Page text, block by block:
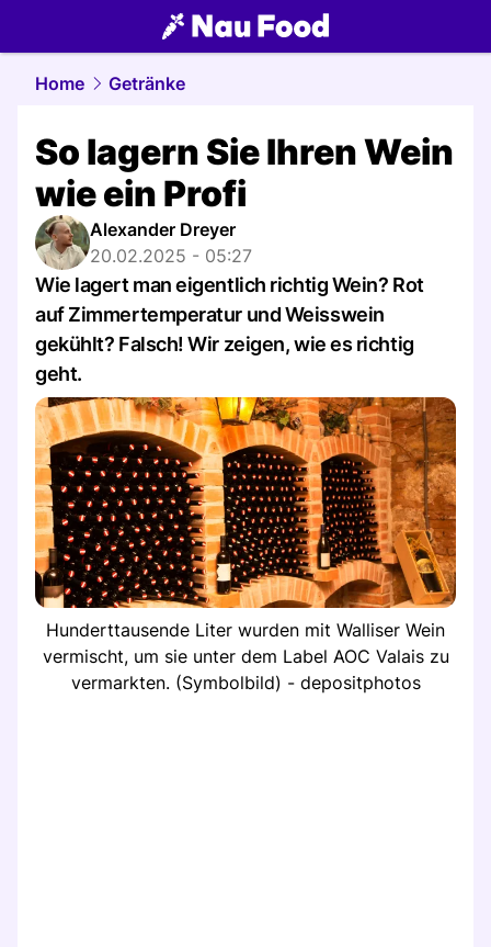
food.NAU.ch
Home Getränke
So lagern Sie Ihren Wein
wie ein Profi
Alexander Dreyer
20.02.2025 - 05:27
Wie lagert man eigentlich richtig Wein? Rot
auf Zimmertemperatur und Weisswein
gekühlt? Falsch! Wir zeigen, wie es richtig
geht.
Hunderttausende Liter wurden mit Walliser Wein
vermischt, um sie unter dem Label AOC Valais zu
vermarkten. (Symbolbild) - depositphotos